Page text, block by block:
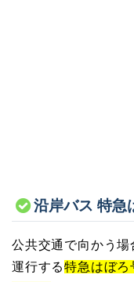
沿岸バス 特急
公共交通で向かう
運行する特急はぼろ